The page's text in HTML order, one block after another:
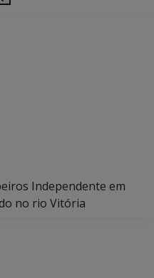
Independente em
no rio Vitória